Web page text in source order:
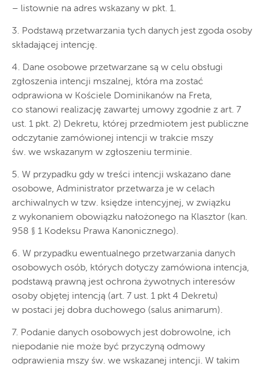
– listownie na adres wskazany w pkt. 1.
3. Podstawą przetwarzania tych danych jest zgoda osoby
składającej intencję.
4. Dane osobowe przetwarzane są w celu obsługi
zgłoszenia intencji mszalnej, która ma zostać
odprawiona w Kościele Dominikanów na Freta,
co stanowi realizację zawartej umowy zgodnie z art. 7
ust. 1 pkt. 2) Dekretu, której przedmiotem jest publiczne
odczytanie zamówionej intencji w trakcie mszy
św. we wskazanym w zgłoszeniu terminie.
5. W przypadku gdy w treści intencji wskazano dane
osobowe, Administrator przetwarza je w celach
archiwalnych w tzw. księdze intencyjnej, w związku
z wykonaniem obowiązku nałożonego na Klasztor (kan.
958 § 1 Kodeksu Prawa Kanonicznego).
6. W przypadku ewentualnego przetwarzania danych
osobowych osób, których dotyczy zamówiona intencja,
podstawą prawną jest ochrona żywotnych interesów
osoby objętej intencją (art. 7 ust. 1 pkt 4 Dekretu)
w postaci jej dobra duchowego (salus animarum).
7. Podanie danych osobowych jest dobrowolne, ich
niepodanie nie może być przyczyną odmowy
odprawienia mszy św. we wskazanej intencji. W takim